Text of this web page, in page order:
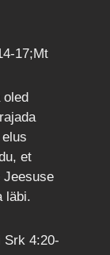
17;Mt
oled
et
Jeesuse
läbi.
Srk 4:20-